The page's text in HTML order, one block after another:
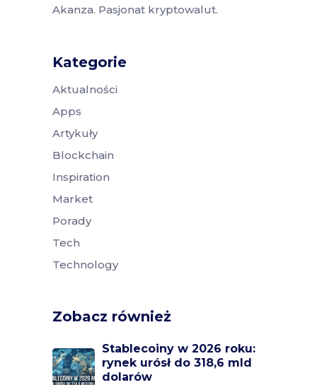
Akanza. Pasjonat kryptowalut.
Kategorie
Aktualności
Apps
Artykuły
Blockchain
Inspiration
Market
Porady
Tech
Technology
Zobacz również
Stablecoiny w 2026 roku:
rynek urósł do 318,6 mld
dolarów